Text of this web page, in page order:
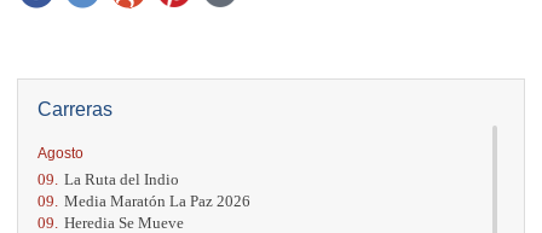
Carreras
Agosto
09. La Ruta del Indio
09. Media Maratón La Paz 2026
09. Heredia Se Mueve